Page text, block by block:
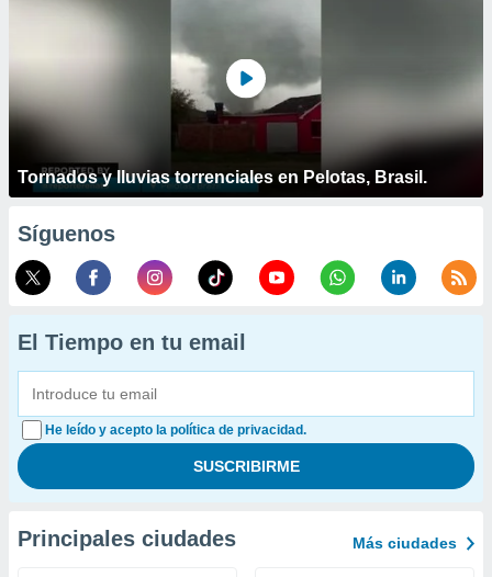
Tornados y lluvias torrenciales en Pelotas, Brasil.
Síguenos
El Tiempo en tu email
He leído y acepto la política de privacidad.
Principales ciudades Más ciudades